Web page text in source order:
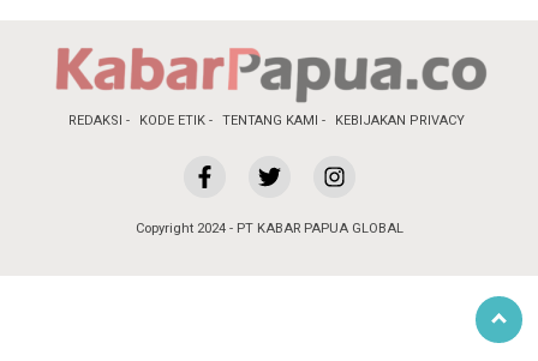
REDAKSI KODE ETIK TENTANG KAMI KEBIJAKAN PRIVACY
Copyright 2024 - PT KABAR PAPUA GLOBAL